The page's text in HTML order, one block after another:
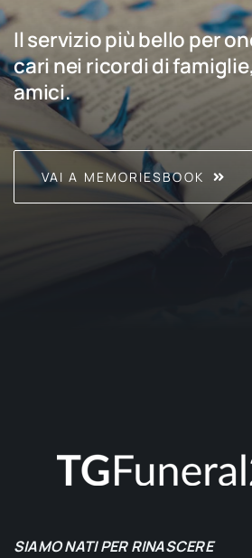
Il servizio più bello per
cari nei ricordi di
amici.
VAI A MEMORIESBOOK
SIAMO NATI PER RINASCERE